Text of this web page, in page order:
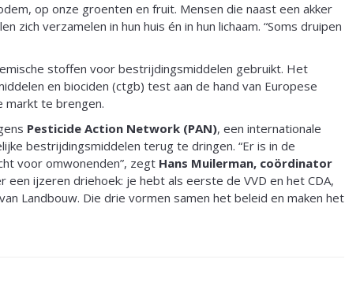
op onze groenten en fruit. Mensen die naast een akker
zich verzamelen in hun huis én in hun lichaam. “Soms druipen
stoffen voor bestrijdingsmiddelen gebruikt. Het
en biociden (ctgb) test aan de hand van Europese
markt te brengen.
Pesticide Action Network (PAN), een internationale
bestrijdingsmiddelen terug te dringen. “Er is in de
voor omwonenden”, zegt Hans Muilerman, coördinator
een ijzeren driehoek: je hebt als eerste de VVD en het CDA,
Landbouw. Die drie vormen samen het beleid en maken het